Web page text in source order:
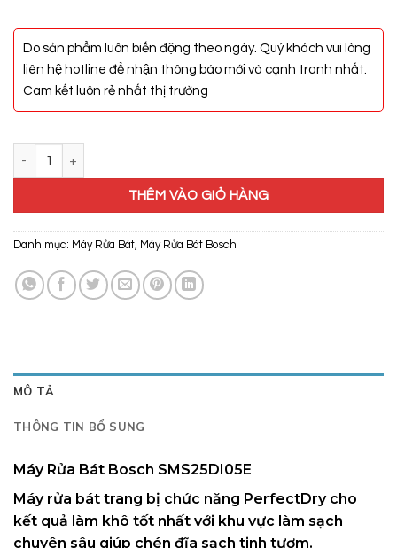
Do sản phẩm luôn biến động theo ngày. Quý khách vui lòng
liên hệ hotline để nhận thông báo mới và cạnh tranh nhất.
Cam kết luôn rẻ nhất thị trường
THÊM VÀO GIỎ HÀNG
Danh mục: Máy Rửa Bát, Máy Rửa Bát Bosch
MÔ TẢ
THÔNG TIN BỔ SUNG
Máy Rửa Bát Bosch SMS25DI05E
Máy rửa bát trang bị chức năng PerfectDry cho
kết quả làm khô tốt nhất với khu vực làm sạch
chuyên sâu giúp chén đĩa sạch tinh tươm.